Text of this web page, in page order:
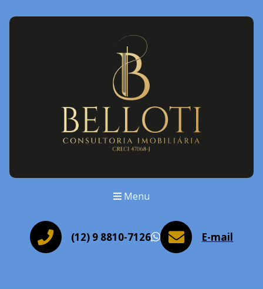
Menu
(12) 9 8810-7126 WhatsApp
E-mail